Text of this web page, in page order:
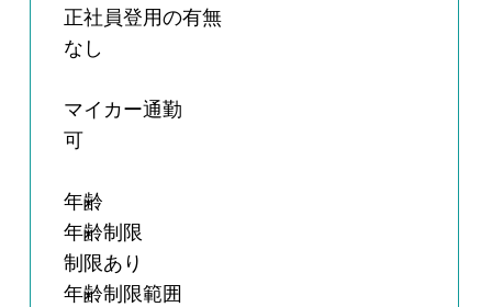
正社員登用の有無
なし
マイカー通勤
可
年齢
年齢制限
制限あり
年齢制限範囲